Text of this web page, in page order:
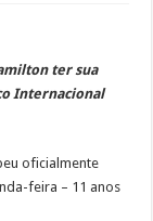
ter sua
Internacional
oficialmente
feira – 11 anos